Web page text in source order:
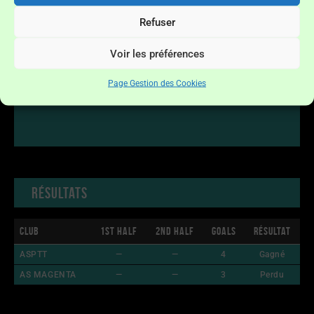
Refuser
Voir les préférences
Page Gestion des Cookies
Résultats
Club 1st Half 2nd Half Goals Résultat
ASPTT — — 4 Gagné
AS MAGENTA — — 3 Perdu